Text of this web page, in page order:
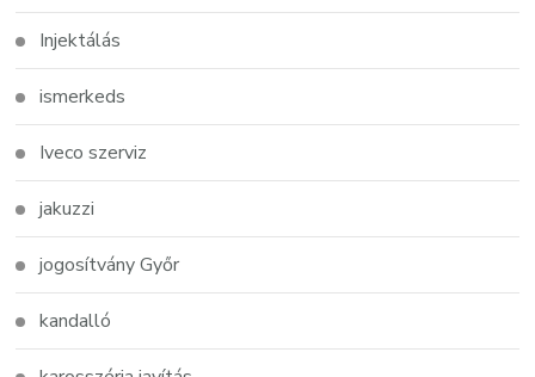
Injektálás
ismerkeds
Iveco szerviz
jakuzzi
jogosítvány Győr
kandalló